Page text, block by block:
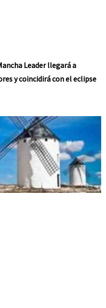
Leader llegará a
y coincidirá con el eclipse